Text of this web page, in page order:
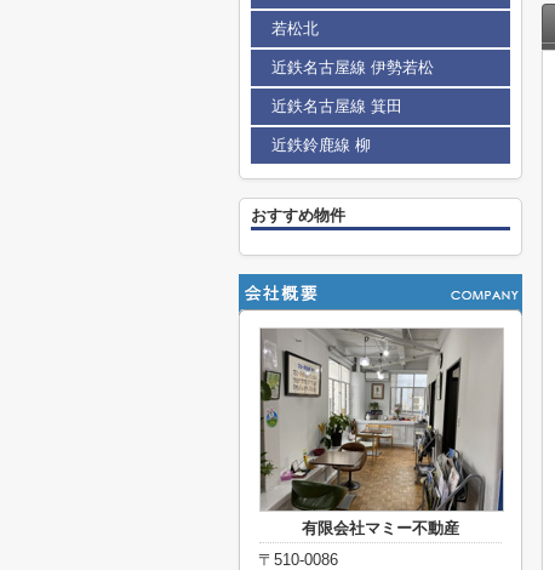
若松北
近鉄名古屋線 伊勢若松
近鉄名古屋線 箕田
近鉄鈴鹿線 柳
おすすめ物件
有限会社マミー不動産
〒510-0086